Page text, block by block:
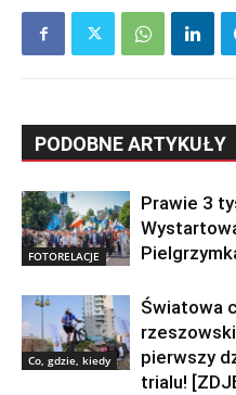
PODOBNE ARTYKUŁY
FOTORELACJE
Prawie 3
Co, gdzie, kiedy
Światowa
pierwszy
trialu!